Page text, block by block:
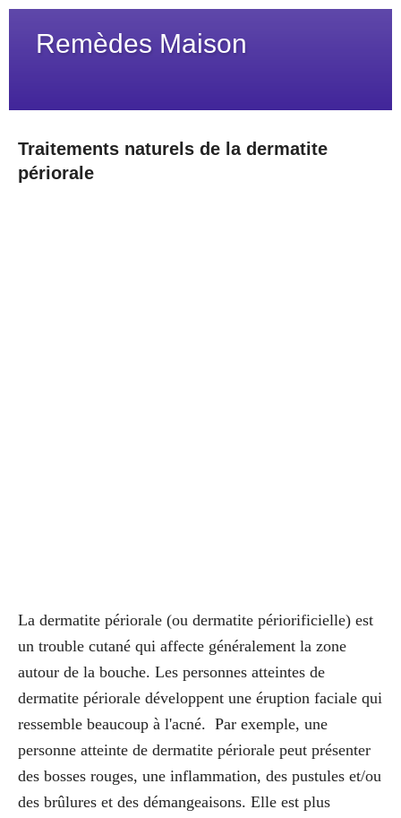
Remèdes Maison
Traitements naturels de la dermatite
périorale
La dermatite périorale (ou dermatite périorificielle) est
un trouble cutané qui affecte généralement la zone
autour de la bouche. Les personnes atteintes de
dermatite périorale développent une éruption faciale qui
ressemble beaucoup à l'acné. Par exemple, une
personne atteinte de dermatite périorale peut présenter
des bosses rouges, une inflammation, des pustules et/ou
des brûlures et des démangeaisons. Elle est plus